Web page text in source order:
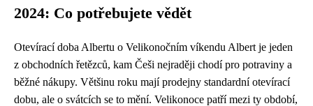
2024: Co potřebujete vědět
Otevírací doba Albertu o Velikonočním víkendu Albert je jeden
z obchodních řetězců, kam Češi nejraději chodí pro potraviny a
běžné nákupy. Většinu roku mají prodejny standardní otevírací
dobu, ale o svátcích se to mění. Velikonoce patří mezi ty období,